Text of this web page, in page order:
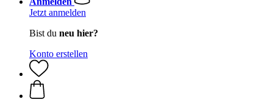
Jetzt anmelden
Bist du neu hier?
Konto erstellen